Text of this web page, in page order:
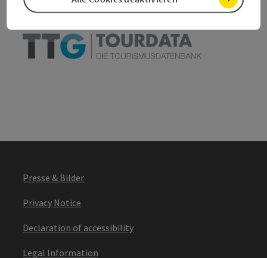
Presse & Bilder
Privacy Notice
Declaration of accessibility
Legal Information